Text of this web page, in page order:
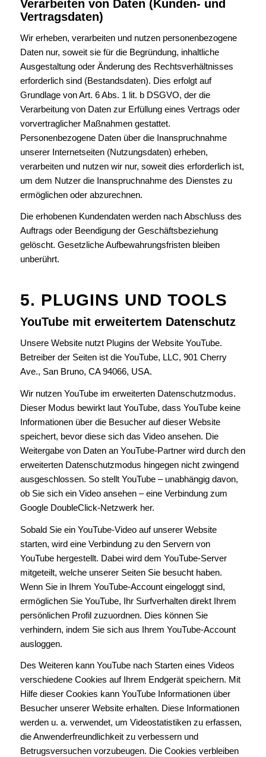
Verarbeiten von Daten (Kunden- und
Vertragsdaten)
Wir erheben, verarbeiten und nutzen personenbezogene
Daten nur, soweit sie für die Begründung, inhaltliche
Ausgestaltung oder Änderung des Rechtsverhältnisses
erforderlich sind (Bestandsdaten). Dies erfolgt auf
Grundlage von Art. 6 Abs. 1 lit. b DSGVO, der die
Verarbeitung von Daten zur Erfüllung eines Vertrags oder
vorvertraglicher Maßnahmen gestattet.
Personenbezogene Daten über die Inanspruchnahme
unserer Internetseiten (Nutzungsdaten) erheben,
verarbeiten und nutzen wir nur, soweit dies erforderlich ist,
um dem Nutzer die Inanspruchnahme des Dienstes zu
ermöglichen oder abzurechnen.
Die erhobenen Kundendaten werden nach Abschluss des
Auftrags oder Beendigung der Geschäftsbeziehung
gelöscht. Gesetzliche Aufbewahrungsfristen bleiben
unberührt.
5. PLUGINS UND TOOLS
YouTube mit erweitertem Datenschutz
Unsere Website nutzt Plugins der Website YouTube.
Betreiber der Seiten ist die YouTube, LLC, 901 Cherry
Ave., San Bruno, CA 94066, USA.
Wir nutzen YouTube im erweiterten Datenschutzmodus.
Dieser Modus bewirkt laut YouTube, dass YouTube keine
Informationen über die Besucher auf dieser Website
speichert, bevor diese sich das Video ansehen. Die
Weitergabe von Daten an YouTube-Partner wird durch den
erweiterten Datenschutzmodus hingegen nicht zwingend
ausgeschlossen. So stellt YouTube – unabhängig davon,
ob Sie sich ein Video ansehen – eine Verbindung zum
Google DoubleClick-Netzwerk her.
Sobald Sie ein YouTube-Video auf unserer Website
starten, wird eine Verbindung zu den Servern von
YouTube hergestellt. Dabei wird dem YouTube-Server
mitgeteilt, welche unserer Seiten Sie besucht haben.
Wenn Sie in Ihrem YouTube-Account eingeloggt sind,
ermöglichen Sie YouTube, Ihr Surfverhalten direkt Ihrem
persönlichen Profil zuzuordnen. Dies können Sie
verhindern, indem Sie sich aus Ihrem YouTube-Account
ausloggen.
Des Weiteren kann YouTube nach Starten eines Videos
verschiedene Cookies auf Ihrem Endgerät speichern. Mit
Hilfe dieser Cookies kann YouTube Informationen über
Besucher unserer Website erhalten. Diese Informationen
werden u. a. verwendet, um Videostatistiken zu erfassen,
die Anwenderfreundlichkeit zu verbessern und
Betrugsversuchen vorzubeugen. Die Cookies verbleiben